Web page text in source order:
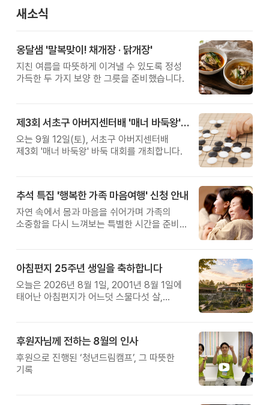
새소식
옹달샘 '말복맞이! 채개장 · 닭개장'
지친 여름을 따뜻하게 이겨낼 수 있도록 정성
가득한 두 가지 보양 한 그릇을 준비했습니다.
제3회 서초구 아버지센터배 '매너 바둑왕' 대회
오는 9월 12일(토), 서초구 아버지센터배
제3회 '매너 바둑왕' 바둑 대회를 개최합니다.
추석 특집 '행복한 가족 마음여행' 신청 안내
자연 속에서 몸과 마음을 쉬어가며 가족의
소중함을 다시 느껴보는 특별한 시간을 준비해
아침편지 25주년 생일을 축하합니다
오늘은 2026년 8월 1일, 2001년 8월 1일에
태어난 아침편지가 어느덧 스물다섯 살,
후원자님께 전하는 8월의 인사
후원으로 진행된 ‘청년드림캠프’, 그 따뜻한
기록